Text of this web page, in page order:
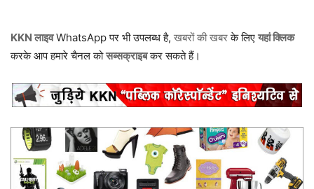
KKN लाइवWhatsApp पर भी उपलब्ध है, खबरों की खबरके लिए यहां क्लिक
करके आप हमारे चैनल कोसब्सक्राइबकर सकते हैं।